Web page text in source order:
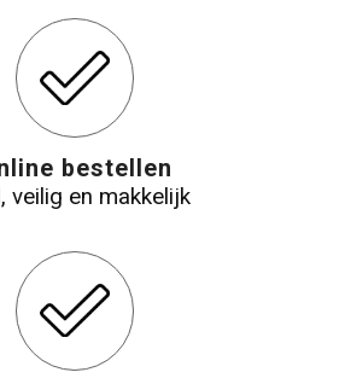
bestellen
veilig en makkelijk